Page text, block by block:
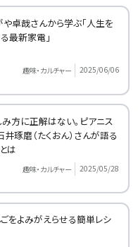
卓哉さんから学ぶ「人生を
最新家電」
趣味・カルチャー 2025/06/06
み方に正解はない。ピアニス
井琢磨（たくおん）さんが語る
は
趣味・カルチャー 2025/05/28
をよみがえらせる簡単レシ